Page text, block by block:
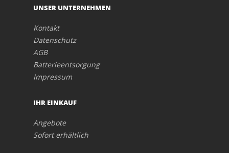
UNSER UNTERNEHMEN
Kontakt
Datenschutz
AGB
Batterieentsorgung
Impressum
IHR EINKAUF
Angebote
Sofort erhältlich